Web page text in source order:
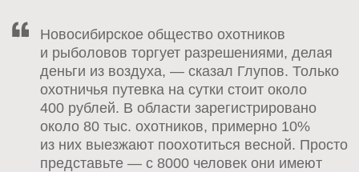
Новосибирское общество охотников
и рыболовов торгует разрешениями, делая
деньги из воздуха, — сказал Глупов. Только
охотничья путевка на сутки стоит около
400 рублей. В области зарегистрировано
около 80 тыс. охотников, примерно 10%
из них выезжают поохотиться весной. Просто
представьте — с 8000 человек они имеют